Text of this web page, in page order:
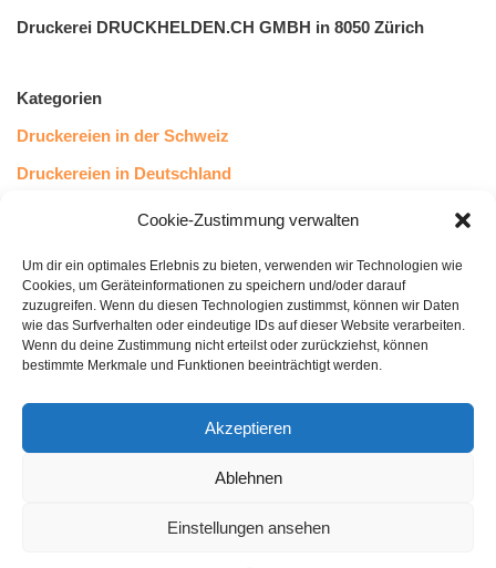
Cookie-Zustimmung verwalten
Um dir ein optimales Erlebnis zu bieten, verwenden wir Technologien wie
Cookies, um Geräteinformationen zu speichern und/oder darauf
zuzugreifen. Wenn du diesen Technologien zustimmst, können wir Daten
wie das Surfverhalten oder eindeutige IDs auf dieser Website verarbeiten.
Wenn du deine Zustimmung nicht erteilst oder zurückziehst, können
bestimmte Merkmale und Funktionen beeinträchtigt werden.
Akzeptieren
Ablehnen
Einstellungen ansehen
Druckerei DRUCKHELDEN.CH GMBH in 8050 Zürich
Kategorien
Druckereien in der Schweiz
Druckereien in Deutschland
Druckereien in Österreich
Kundenstimmen
43Leserstimmen